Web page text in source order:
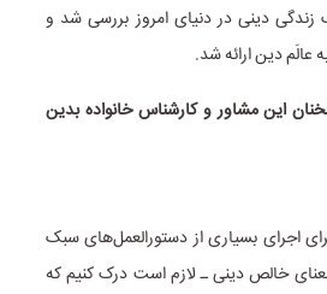
دینی در دنیای امروز بررسی شد و
عالَم دین ارائه شد.
این مشاور و کارشناس خانواده بدین
اجرای بسیاری از دستورالعمل‌های سبک
خالص دینی ـ لازم است درک کنیم که